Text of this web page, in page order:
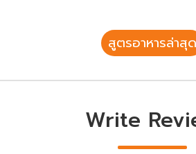
สูตรอาหารล่าสุด
Write